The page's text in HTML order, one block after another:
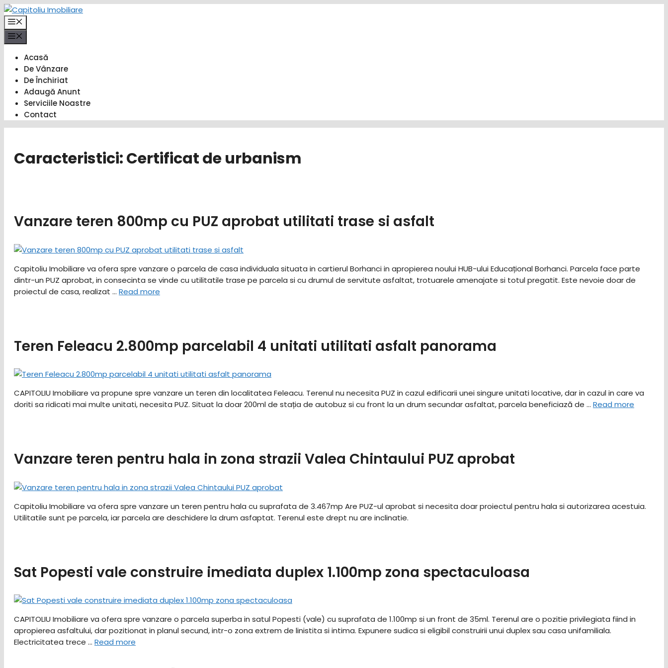
Sari
la
conținut
Acasă
De Vânzare
De Închiriat
Adaugă Anunt
Serviciile Noastre
Contact
Caracteristici:Certificat de urbanism
Vanzare teren 800mp cu PUZ aprobat utilitati trase si asfalt
Capitoliu Imobiliare va ofera spre vanzare o parcela de casa individuala situata in cartierul Borhanci in apropierea noului HUB-ului Educațional Borhanci. Parcela face parte
dintr-un PUZ aprobat, in consecinta se vinde cu utilitatile trase pe parcela si cu drumul de servitute asfaltat, trotuarele amenajate si totul pregatit. Este nevoie doar de
proiectul de casa, realizat … Read more
Teren Feleacu 2.800mp parcelabil 4 unitati utilitati asfalt panorama
CAPITOLIU Imobiliare va propune spre vanzare un teren din localitatea Feleacu. Terenul nu necesita PUZ in cazul edificarii unei singure unitati locative, dar in cazul in care va
doriti sa ridicati mai multe unitati, necesita PUZ. Situat la doar 200ml de stația de autobuz si cu front la un drum secundar asfaltat, parcela beneficiază de … Read more
Vanzare teren pentru hala in zona strazii Valea Chintaului PUZ aprobat
Capitoliu Imobiliare va ofera spre vanzare un teren pentru hala cu suprafata de 3.467mp Are PUZ-ul aprobat si necesita doar proiectul pentru hala si autorizarea acestuia.
Utilitatile sunt pe parcela, iar parcela are deschidere la drum asfaptat. Terenul este drept nu are inclinatie.
Sat Popesti vale construire imediata duplex 1.100mp zona spectaculoasa
CAPITOLIU Imobiliare va ofera spre vanzare o parcela superba in satul Popesti (vale) cu suprafata de 1.100mp si un front de 35ml. Terenul are o pozitie privilegiata fiind in
apropierea asfaltului, dar pozitionat in planul secund, intr-o zona extrem de linistita si intima. Expunere sudica si eligibil construirii unui duplex sau casa unifamiliala.
Electricitatea trece … Read more